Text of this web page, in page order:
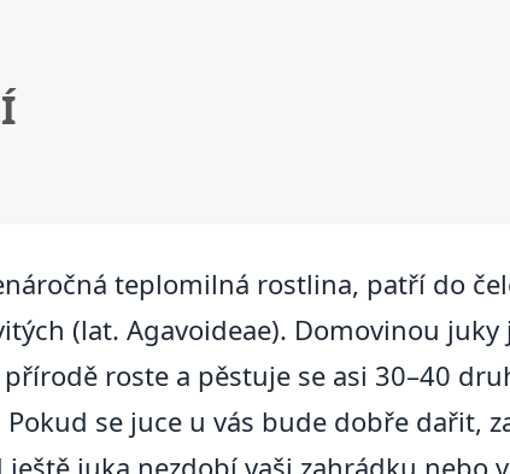
teplomilná rostlina, patří do
(lat. Agavoideae). Domovinou
roste a pěstuje se asi 30–40
se juce u vás bude dobře dařit,